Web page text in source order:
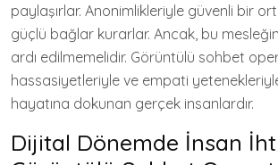
paylaşırlar. Anonimlikleriyle güvenli bir
güçlü bağlar kurarlar. Ancak, bu
ardı edilmemelidir. Görüntülü sohbet
hassasiyetleriyle ve empati
hayatına dokunan gerçek insanlardır.
Dijital Dönemde İnsan